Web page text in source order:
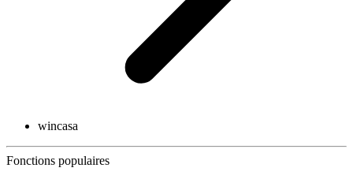
wincasa
Fonctions populaires